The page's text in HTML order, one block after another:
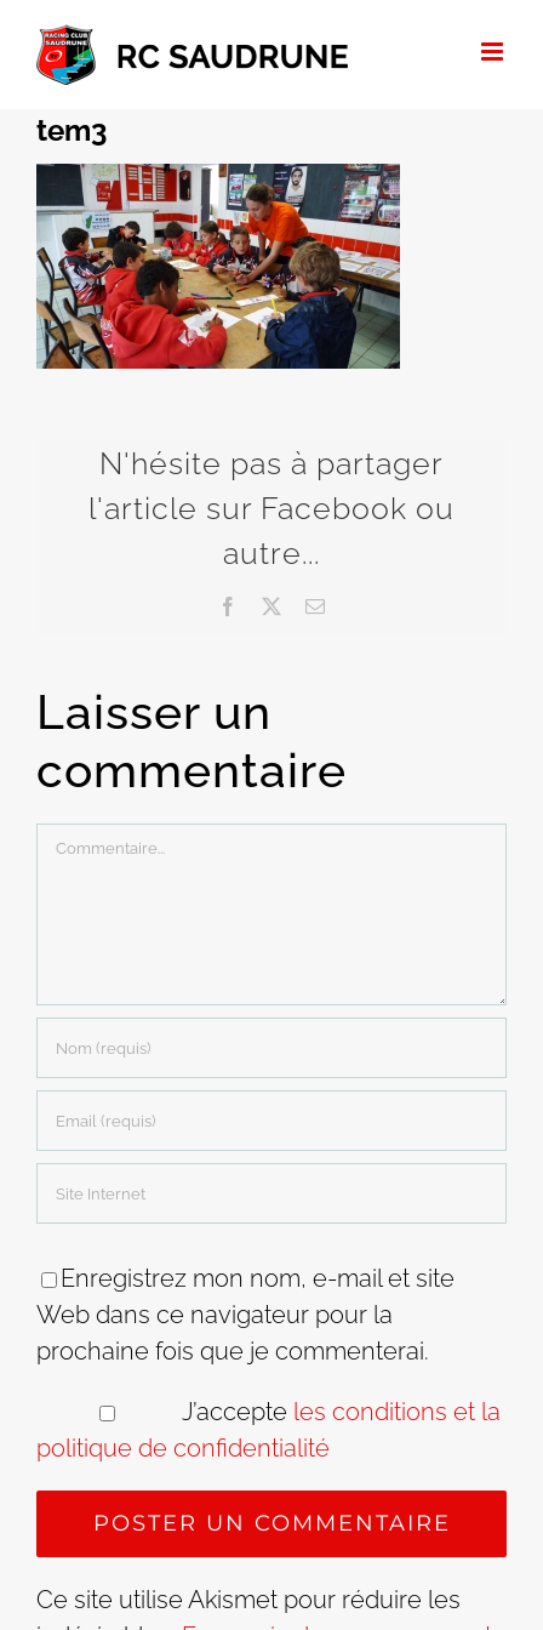
Passer
contenu
tem3
N'hésite pas à partager
l'article sur Facebook ou
autre...
Facebook Email
Laisser un
commentaire
Commentaire
Enregistrez mon nom, e-mail et site
Web dans ce navigateur pour la
prochaine fois que je commenterai.
J’accepte les conditions et la
politique de confidentialité
Ce site utilise Akismet pour réduire les